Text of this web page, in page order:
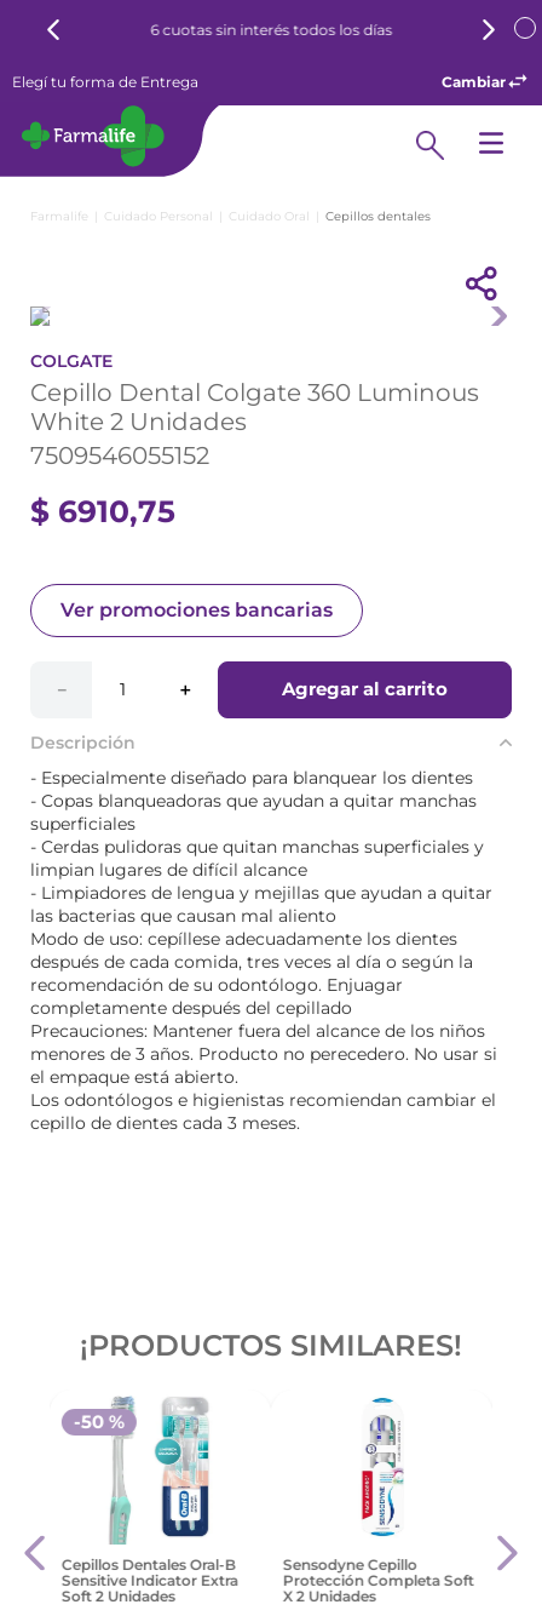
6 cuotas sin interés todos los días
Elegí tu forma de Entrega Cambiar
Cuidado Personal Cuidado Oral Cepillos dentales
COLGATE
Cepillo Dental Colgate 360 Luminous
White 2 Unidades
7509546055152
$ 6910,75
Ver promociones bancarias
＋
－ Agregar al carrito
Descripción
- Especialmente diseñado para blanquear los dientes
- Copas blanqueadoras que ayudan a quitar manchas
superficiales
- Cerdas pulidoras que quitan manchas superficiales y
limpian lugares de difícil alcance
- Limpiadores de lengua y mejillas que ayudan a quitar
las bacterias que causan mal aliento
Modo de uso: cepíllese adecuadamente los dientes
después de cada comida, tres veces al día o según la
recomendación de su odontólogo. Enjuagar
completamente después del cepillado
Precauciones: Mantener fuera del alcance de los niños
menores de 3 años. Producto no perecedero. No usar si
el empaque está abierto.
Los odontólogos e higienistas recomiendan cambiar el
cepillo de dientes cada 3 meses.
¡PRODUCTOS SIMILARES!
Cepillos Dentales Oral-B
Sensitive Indicator Extra
Soft 2 Unidades
-50 %
Sensodyne Cepillo
Protección Completa Soft
X 2 Unidades
Care